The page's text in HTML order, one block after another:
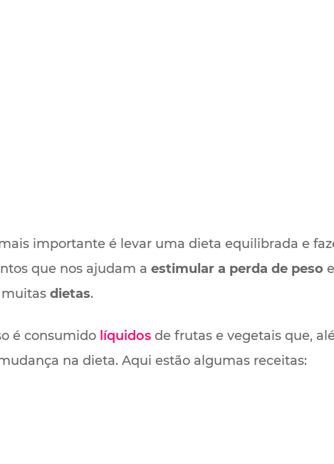
importante é levar uma dieta equilibrada e
que nos ajudam a estimular a perda de peso
dietas.
é consumido líquidos de frutas e vegetais que,
na dieta. Aqui estão algumas receitas: